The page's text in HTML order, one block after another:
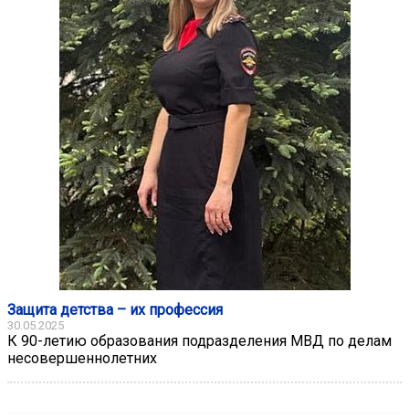
Защита детства – их профессия
30.05.2025
К 90-летию образования подразделения МВД по делам
несовершеннолетних